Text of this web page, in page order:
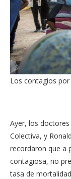
Los contagios
Ayer, los
Colectiva, y
recordaron que a
contagiosa, no
tasa de